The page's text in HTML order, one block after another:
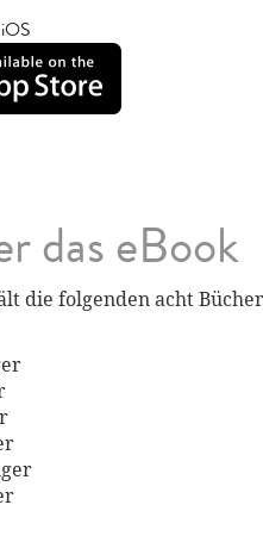
iOS
das eBook
die folgenden acht